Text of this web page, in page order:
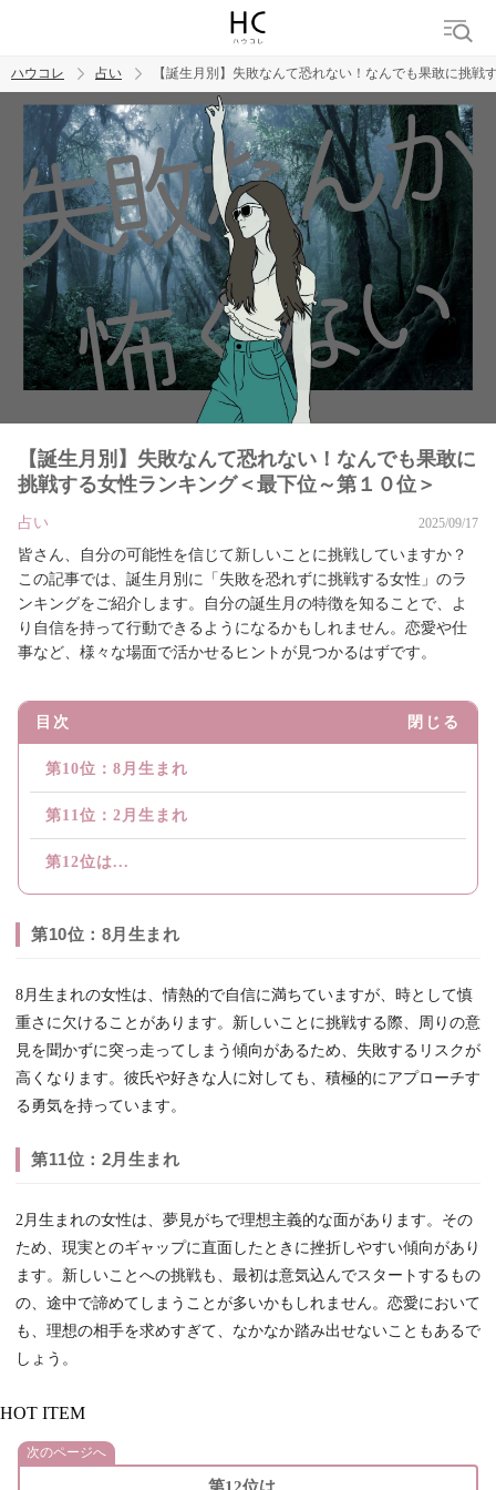
トレンド ワード
ハウコレ 占い 【誕生月別】失敗なんて恐れない！なんでも果敢に挑
【誕生月別】失敗なんて恐れない！なんでも果敢に
挑戦する女性ランキング＜最下位～第１０位＞
占い 2025/09/17
皆さん、自分の可能性を信じて新しいことに挑戦していますか？
この記事では、誕生月別に「失敗を恐れずに挑戦する女性」のラ
ンキングをご紹介します。自分の誕生月の特徴を知ることで、よ
り自信を持って行動できるようになるかもしれません。恋愛や仕
事など、様々な場面で活かせるヒントが見つかるはずです。
目次 閉じる
第10位：8月生まれ
第11位：2月生まれ
第12位は...
第10位：8月生まれ
8月生まれの女性は、情熱的で自信に満ちていますが、時として慎
重さに欠けることがあります。新しいことに挑戦する際、周りの意
見を聞かずに突っ走ってしまう傾向があるため、失敗するリスクが
高くなります。彼氏や好きな人に対しても、積極的にアプローチす
る勇気を持っています。
第11位：2月生まれ
2月生まれの女性は、夢見がちで理想主義的な面があります。その
ため、現実とのギャップに直面したときに挫折しやすい傾向があり
ます。新しいことへの挑戦も、最初は意気込んでスタートするもの
の、途中で諦めてしまうことが多いかもしれません。恋愛において
も、理想の相手を求めすぎて、なかなか踏み出せないこともあるで
しょう。
HOT ITEM
次のページへ